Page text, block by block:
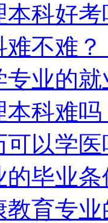
本科好
不难？
业的
本科难吗
可以学
的毕业
教育专